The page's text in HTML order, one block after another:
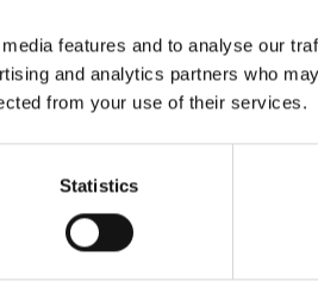
features and to analyse our
and analytics partners who
from your use of their services.
Statistics
Formulaire de contact